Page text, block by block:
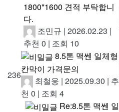
1800*1600 견적 부탁합니
다.
조민규 | 2026.02.23 |
추천 0 | 조회 10
236
8.5톤 맥쎈 일체형
칸막이 가격문의
최철웅 | 2025.09.30 | 추
천 0 | 조회 4
Re:8.5톤 맥쎈 일